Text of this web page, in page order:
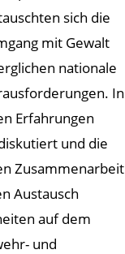
sich die
mit Gewalt
nationale
In
Erfahrungen
und die
Zusammenarbeit
Austausch
auf dem
und